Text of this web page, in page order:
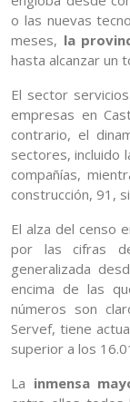
o las nuevas
meses, la
hasta alcanzar un
El sector servicios
empresas en
contrario, el
sectores, incluido
compañías,
construcción, 91,
El alza del censo
por las cifras
generalizada
encima de las
números son
Servef, tiene
superior a los
La inmensa